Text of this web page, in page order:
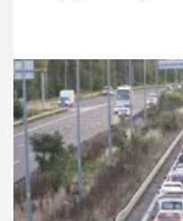
31.05.2026 Foto Galeri